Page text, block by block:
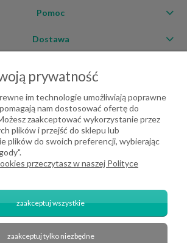
Pomoc
Dostawa
domowe DeHome | Przemysłowa 8, 43-430
prywatność
im technologie umożliwiają poprawne
nam dostosować ofertę do
zaakceptować wykorzystanie przez
plików i przejść do sklepu lub
plików do swoich preferencji, wybierając
przeczytasz w naszej Polityce
zaakceptuj wszystkie
zaakceptuj tylko niezbędne